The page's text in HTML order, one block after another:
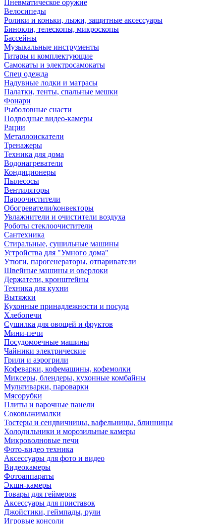
Пневматическое оружие
Велосипеды
Ролики и коньки, лыжи, защитные аксессуары
Бинокли, телескопы, микроскопы
Бассейны
Музыкальные инструменты
Гитары и комплектующие
Самокаты и электросамокаты
Спец одежда
Надувные лодки и матрасы
Палатки, тенты, спальные мешки
Фонари
Рыболовные снасти
Подводные видео-камеры
Рации
Металлоискатели
Тренажеры
Техника для дома
Водонагреватели
Кондиционеры
Пылесосы
Вентиляторы
Пароочистители
Обогреватели/конвекторы
Увлажнители и очистители воздуха
Роботы стеклоочистители
Сантехника
Стиральные, сушильные машины
Устройства для "Умного дома"
Утюги, парогенераторы, отпариватели
Швейные машины и оверлоки
Держатели, кронштейны
Техника для кухни
Вытяжки
Кухонные принадлежности и посуда
Хлебопечи
Сушилка для овощей и фруктов
Мини-печи
Посудомоечные машины
Чайники электрические
Грили и аэрогрили
Кофеварки, кофемашины, кофемолки
Миксеры, блендеры, кухонные комбайны
Мультиварки, пароварки
Мясорубки
Плиты и варочные панели
Соковыжималки
Тостеры и сендвичницы, вафельницы, блинницы
Холодильники и морозильные камеры
Микроволновые печи
Фото-видео техника
Аксессуары для фото и видео
Видеокамеры
Фотоаппараты
Экшн-камеры
Товары для геймеров
Аксессуары для приставок
Джойстики, геймпады, рули
Игровые консоли